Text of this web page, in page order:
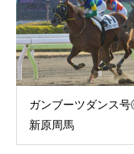
ガンブーツダンス
新原周馬